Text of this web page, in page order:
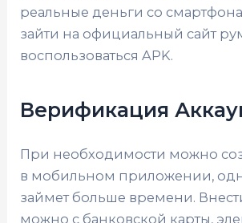
реальные деньги со
зайти на официальный сайт
воспользоваться APK.
Верификация
При необходимости можно
в мобильном приложении,
займет больше времени.
можно с банковской карты,